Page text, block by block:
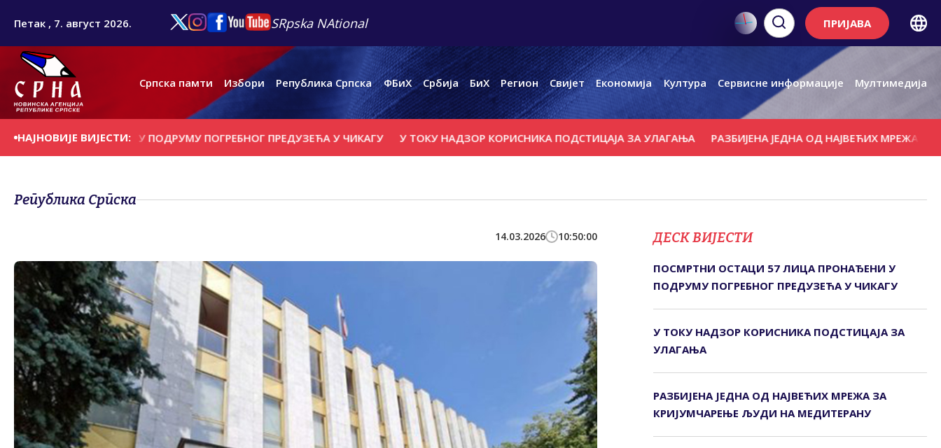
Петак , 7. август 2026. SRpska NAtional ПРИЈАВА
Српска памти Избори Република Српска ФБиХ Србија БиХ Регион Свијет Економија Култура Сервисне информације Мултимедија
НАЈНОВИЈЕ ВИЈЕСТИ:
ПРОНАЂЕНИ У ПОДРУМУ ПОГРЕБНОГ ПРЕДУЗЕЋА У ЧИКАГУ У ТОКУ НАДЗОР КОРИСНИКА ПОДСТИЦАЈА ЗА УЛАГАЊА РАЗБИЈЕНА ЈЕДНА ОД НАЈВЕЋИХ МРЕЖА ЗА
Република Српска
14.03.2026 10:50:00 ДЕСК ВИЈЕСТИ
ПОСМРТНИ ОСТАЦИ 57 ЛИЦА ПРОНАЂЕНИ У
ПОДРУМУ ПОГРЕБНОГ ПРЕДУЗЕЋА У ЧИКАГУ
У ТОКУ НАДЗОР КОРИСНИКА ПОДСТИЦАЈА ЗА
УЛАГАЊА
РАЗБИЈЕНА ЈЕДНА ОД НАЈВЕЋИХ МРЕЖА ЗА
КРИЈУМЧАРЕЊЕ ЉУДИ НА МЕДИТЕРАНУ